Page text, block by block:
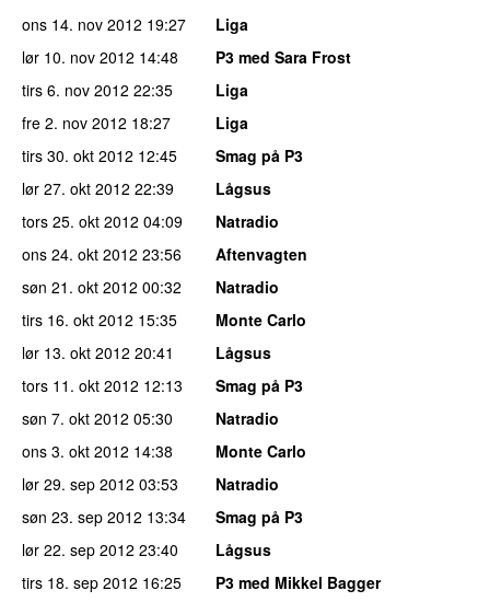
ons 14. nov 2012 19:27
Liga
lør 10. nov 2012 14:48
P3 med Sara Frost
tirs 6. nov 2012 22:35
Liga
fre 2. nov 2012 18:27
Liga
tirs 30. okt 2012 12:45
Smag på P3
lør 27. okt 2012 22:39
Lågsus
tors 25. okt 2012 04:09
Natradio
ons 24. okt 2012 23:56
Aftenvagten
søn 21. okt 2012 00:32
Natradio
tirs 16. okt 2012 15:35
Monte Carlo
lør 13. okt 2012 20:41
Lågsus
tors 11. okt 2012 12:13
Smag på P3
søn 7. okt 2012 05:30
Natradio
ons 3. okt 2012 14:38
Monte Carlo
lør 29. sep 2012 03:53
Natradio
søn 23. sep 2012 13:34
Smag på P3
lør 22. sep 2012 23:40
Lågsus
tirs 18. sep 2012 16:25
P3 med Mikkel Bagger